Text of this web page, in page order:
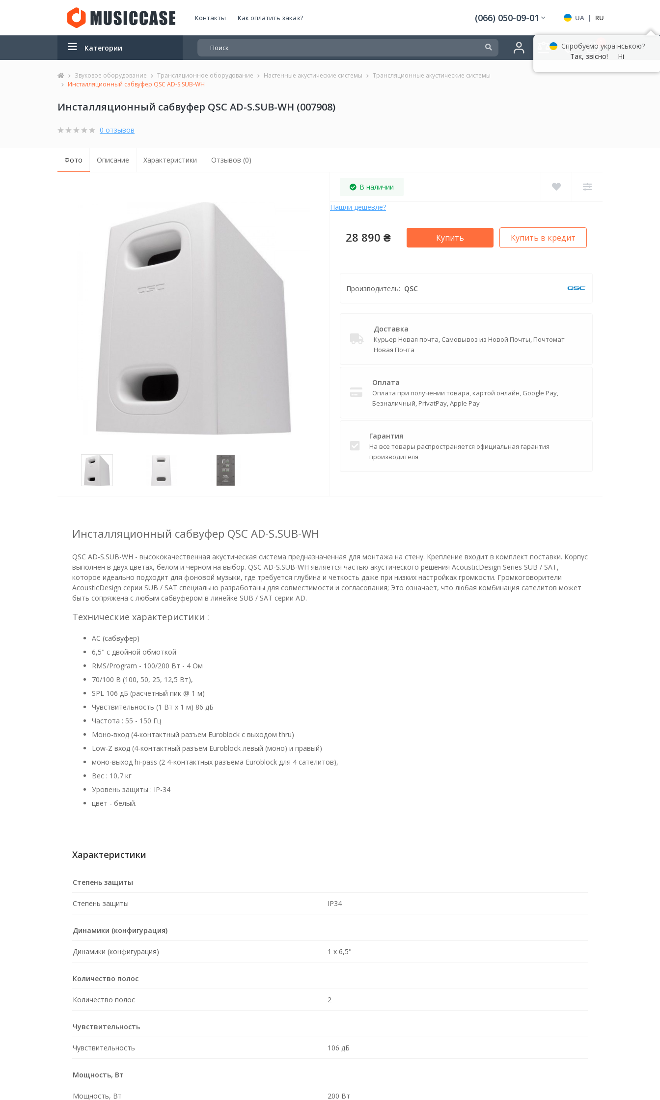
Контакты Как оплатить заказ? (066) 050-09-01 UA | RU
Категории
Звуковое оборудование Трансляционное оборудование Настенные акустические системы
Трансляционные акустические системы
Инсталляционный сабвуфер QSC AD-S.SUB-WH
Инсталляционный сабвуфер QSC AD-S.SUB-WH (007908)
0 отзывов
Фото Описание Характеристики Отзывов (0)
В наличии
Нашли дешевле?
28 890 ₴ Купить Купить в кредит
Производитель: QSC
Доставка
Курьер Новая почта, Самовывоз из Новой Почты, Почтомат
Новая Почта
Оплата
Оплата при получении товара, картой онлайн, Google Pay,
Безналичный, PrivatPay, Apple Pay
Гарантия
На все товары распространяется официальная гарантия
производителя
Инсталляционный сабвуфер QSC AD-S.SUB-WH
QSC AD-S.SUB-WH - высококачественная акустическая система предназначенная для монтажа на стену. Крепление входит в комплект поставки. Корпус
выполнен в двух цветах, белом и черном на выбор. QSC AD-S.SUB-WH является частью акустического решения AcousticDesign Series SUB / SAT,
которое идеально подходит для фоновой музыки, где требуется глубина и четкость даже при низких настройках громкости. Громкоговорители
AcousticDesign серии SUB / SAT специально разработаны для совместимости и согласования; Это означает, что любая комбинация сателитов может
быть сопряжена с любым сабвуфером в линейке SUB / SAT серии AD.
Технические характеристики :
АС (сабвуфер)
6,5" с двойной обмоткой
RMS/Program - 100/200 Вт - 4 Ом
70/100 В (100, 50, 25, 12,5 Вт),
SPL 106 дБ (расчетный пик @ 1 м)
Чувствительность (1 Вт х 1 м) 86 дБ
Частота : 55 - 150 Гц
Моно-вход (4-контактный разъем Euroblock с выходом thru)
Low-Z вход (4-контактный разъем Euroblock левый (моно) и правый)
моно-выход hi-pass (2 4-контактных разъема Euroblock для 4 сателитов),
Вес : 10,7 кг
Уровень защиты : IP-34
цвет - белый.
Характеристики
Степень защиты
Степень защиты IP34
Динамики (конфигурация)
Динамики (конфигурация) 1 x 6,5"
Количество полос
Количество полос 2
Чувствительность
Чувствительность 106 дБ
Мощность, Вт
Мощность, Вт 200 Вт
Спробуємо українською?
Так, звісно!
Ні